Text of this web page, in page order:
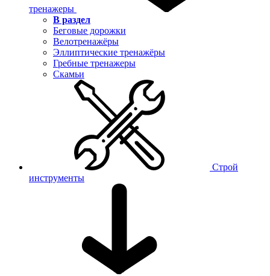
тренажеры
В раздел
Беговые дорожки
Велотренажёры
Эллиптические тренажёры
Гребные тренажеры
Скамьи
Строй
инструменты